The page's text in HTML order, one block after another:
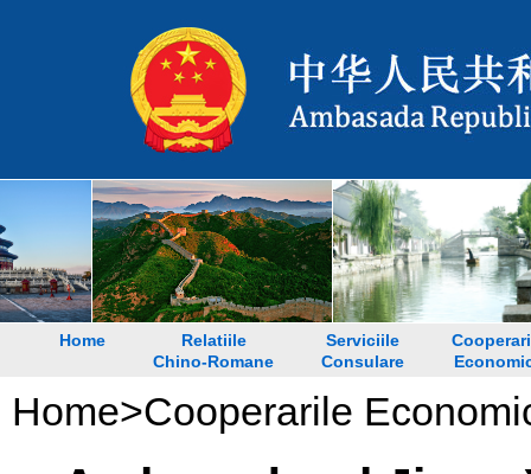
Home
Relatiile
Chino-Romane
Serviciile
Consulare
Home>Cooperarile